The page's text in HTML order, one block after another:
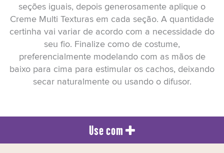
seções iguais, depois generosamente aplique o
Creme Multi Texturas em cada seção. A quantidade
certinha vai variar de acordo com a necessidade do
seu fio. Finalize como de costume,
preferencialmente modelando com as mãos de
baixo para cima para estimular os cachos, deixando
secar naturalmente ou usando o difusor.
Use com